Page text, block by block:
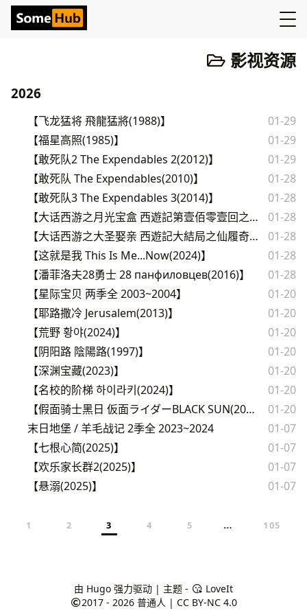
影视资源
2026
【飞龙猛将 飛龍猛將(1988)】
01-29
【福星高照(1985)】
01-29
【敢死队2 The Expendables 2(2012)】
01-29
【敢死队 The Expendables(2010)】
01-28
【敢死队3 The Expendables 3(2014)】
01-28
【大话西游之月光宝盒 西遊記第壹佰零壹回之月光寶盒(1995)】
01-28
【大话西游之大圣娶亲 西遊記大結局之仙履奇緣(1995)】
01-28
【这就是我 This Is Me...Now(2024)】
01-28
【潘菲洛夫28勇士 28 панфиловцев(2016)】
01-28
【星际宝贝 两季全 2003~2004】
01-20
【耶路撒冷 Jerusalem(2013)】
01-20
【荒野 황야(2024)】
01-20
【阴阳路 陰陽路(1997)】
01-20
【深渊宝藏(2023)】
01-20
【名校的阶梯 하이라키(2024)】
01-20
【假面骑士黑日 仮面ライダーBLACK SUN(2022)】
01-20
末日地堡 / 羊毛战记 2季全 2023~2024
01-07
【七根心简(2025)】
01-07
【欢乐家长群2(2025)】
01-07
【悬溺(2025)】
01-07
1 2 3 4 5 … 105
由 Hugo强力驱动 | 主题 -
LoveIt
2017 - 2026 普通人 |CC BY-NC 4.0